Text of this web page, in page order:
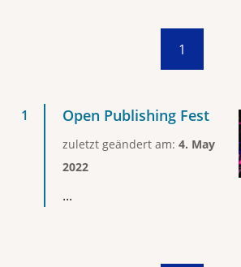
1
Open Publishing Fest
zuletzt geändert am: 4. May
2022
...